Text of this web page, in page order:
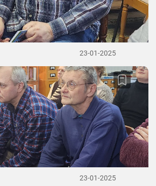
23-01-2025
23-01-2025